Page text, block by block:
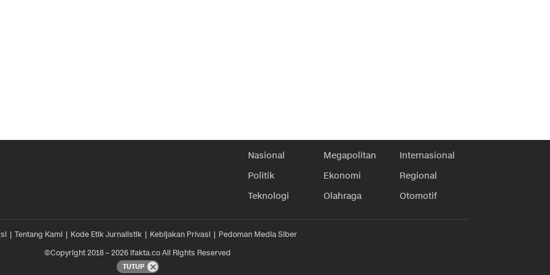
Nasional Megapolitan
Internasional
Politik
Ekonomi
Regional
Teknologi
Olahraga Otomotif
Tentang Kami Kode Etik Jurnalistik Kebijakan Privasi
Pedoman Media Siber
©Copyright 2018 – 2026 ifakta.co All Rights Reserved
TUTUP